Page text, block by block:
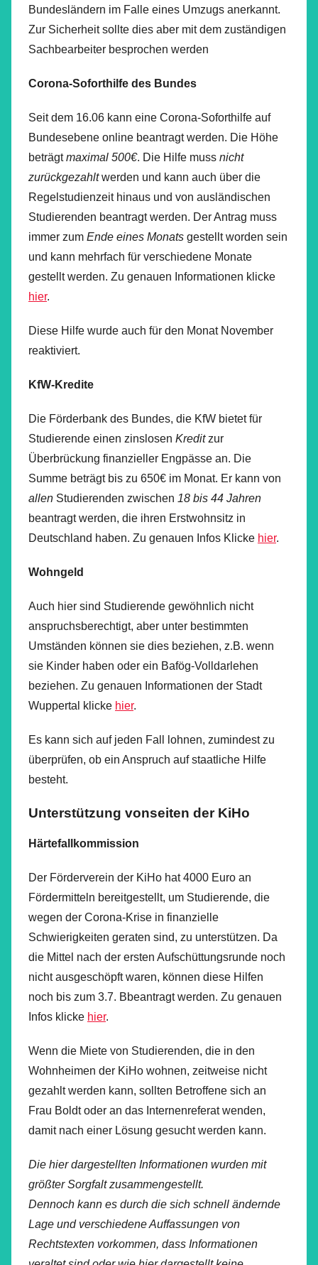
Bundesländern im Falle eines Umzugs anerkannt.
Zur Sicherheit sollte dies aber mit dem zuständigen
Sachbearbeiter besprochen werden
Corona-Soforthilfe des Bundes
Seit dem 16.06 kann eine Corona-Soforthilfe auf
Bundesebene online beantragt werden. Die Höhe
beträgtmaximal 500€. Die Hilfe muss nicht
zurückgezahltwerden und kann auch über die
Regelstudienzeit hinaus und von ausländischen
Studierenden beantragt werden. Der Antrag muss
immer zum Ende eines Monats gestellt worden sein
und kann mehrfach für verschiedene Monate
gestellt werden. Zu genauen Informationen klicke
hier.
Diese Hilfe wurde auch für den Monat November
reaktiviert.
KfW-Kredite
Die Förderbank des Bundes, die KfW bietet für
Studierende einen zinslosen Kreditzur
Überbrückung finanzieller Engpässe an. Die
Summe beträgt bis zu 650€ im Monat. Er kann von
allen Studierenden zwischen 18 bis 44 Jahren
beantragt werden, die ihren Erstwohnsitz in
Deutschland haben. Zu genauen Infos Klicke hier.
Wohngeld
Auch hier sind Studierende gewöhnlich nicht
anspruchsberechtigt, aber unter bestimmten
Umständen können sie dies beziehen, z.B. wenn
sie Kinder haben oder ein Bafög-Volldarlehen
beziehen. Zu genauen Informationen der Stadt
Wuppertal klicke hier.
Es kann sich auf jeden Fall lohnen, zumindest zu
überprüfen, ob ein Anspruch auf staatliche Hilfe
besteht.
Unterstützung vonseiten der KiHo
Härtefallkommission
Der Förderverein der KiHo hat 4000 Euro an
Fördermitteln bereitgestellt, um Studierende, die
wegen der Corona-Krise in finanzielle
Schwierigkeiten geraten sind, zu unterstützen. Da
die Mittel nach der ersten Aufschüttungsrunde noch
nicht ausgeschöpft waren, können diese Hilfen
noch bis zum 3.7. Bbeantragt werden. Zu genauen
Infos klicke hier.
Wenn die Miete von Studierenden, die in den
Wohnheimen der KiHo wohnen, zeitweise nicht
gezahlt werden kann, sollten Betroffene sich an
Frau Boldt oder an das Internenreferat wenden,
damit nach einer Lösung gesucht werden kann.
Die hier dargestellten Informationen wurden mit
größter Sorgfalt zusammengestellt.
Dennoch kann es durch die sich schnell ändernde
Lage und verschiedene Auffassungen von
Rechtstexten vorkommen, dass Informationen